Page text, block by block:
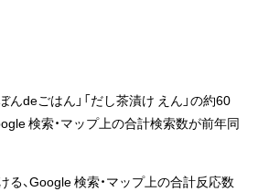
んdeごはん」「だし茶漬け えん」の約60
検索・マップ上の合計検索数が前年同
る、Google 検索・マップ上の合計反応数